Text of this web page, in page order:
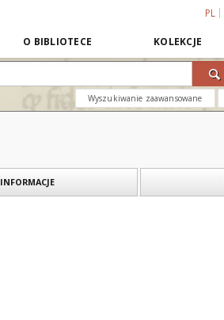
PL
O BIBLIOTECE KOLEKCJE
Wyszukiwanie zaawansowane
INFORMACJE